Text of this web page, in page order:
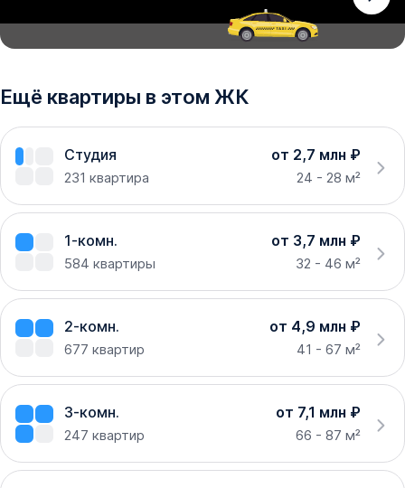
Ещё квартиры в этом ЖК
Студия от 2,7 млн ₽
231 квартира 24 - 28 м²
1-комн. от 3,7 млн ₽
584 квартиры 32 - 46 м²
2-комн. от 4,9 млн ₽
677 квартир 41 - 67 м²
3-комн. от 7,1 млн ₽
247 квартир 66 - 87 м²